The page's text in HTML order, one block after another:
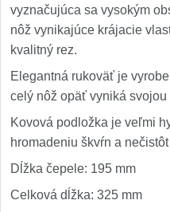
vyznačujúca sa vysokým
nôž vynikajúce krájacie
kvalitný rez.
Elegantná rukoväť je
celý nôž opäť vyniká
Kovová podložka je veľmi
hromadeniu škvŕn a
Dĺžka čepele: 195 mm
Celková dĺžka: 325 mm